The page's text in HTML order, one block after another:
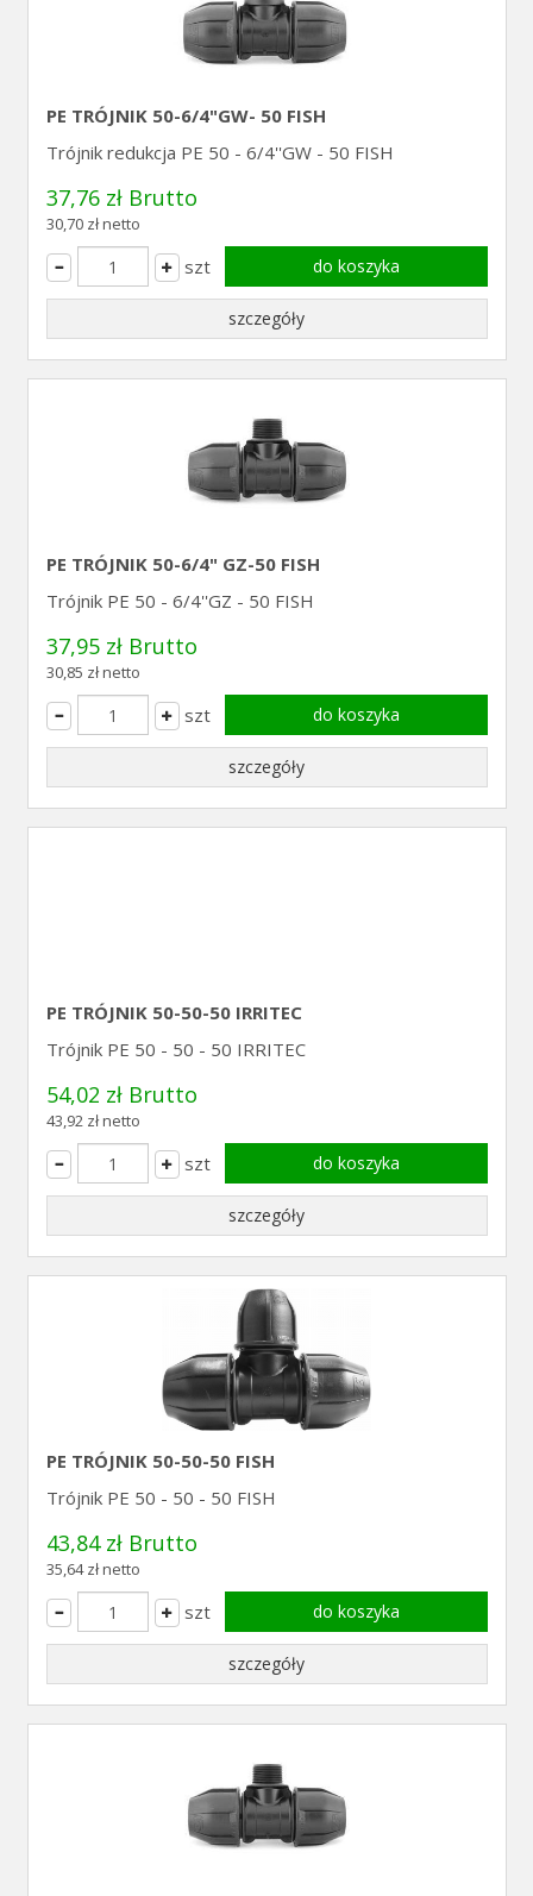
PE TRÓJNIK 50-6/4"GW- 50 FISH
Trójnik redukcja PE 50 - 6/4''GW - 50 FISH
37,76 zł Brutto
30,70 zł netto
szt do koszyka
szczegóły
PE TRÓJNIK 50-6/4" GZ-50 FISH
Trójnik PE 50 - 6/4''GZ - 50 FISH
37,95 zł Brutto
30,85 zł netto
szt do koszyka
szczegóły
PE TRÓJNIK 50-50-50 IRRITEC
Trójnik PE 50 - 50 - 50 IRRITEC
54,02 zł Brutto
43,92 zł netto
szt do koszyka
szczegóły
PE TRÓJNIK 50-50-50 FISH
Trójnik PE 50 - 50 - 50 FISH
43,84 zł Brutto
35,64 zł netto
szt do koszyka
szczegóły